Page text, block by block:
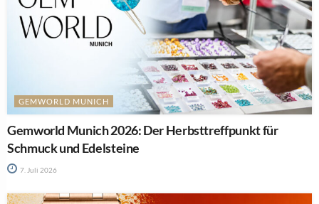
GEMWORLD MUNICH
Gemworld Munich 2026: Der Herbsttreffpunkt für
Schmuck und Edelsteine
7. Juli 2026